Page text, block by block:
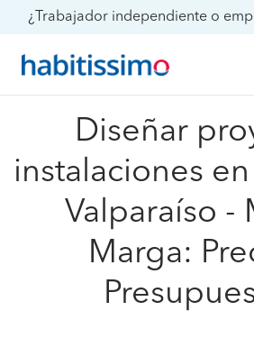
¿Trabajador independiente o
Diseñar
instalaciones
Valparaíso -
Marga: